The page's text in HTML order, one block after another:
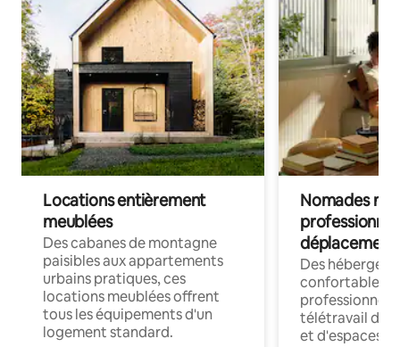
Locations entièrement
meublées
Des cabanes de montagne
paisibles aux appartements
urbains pratiques, ces
locations meublées offrent
tous les équipements d'un
logement standard.
Nomades
déplacement
Des
confortables
professionnels
télétravail
et d'espaces